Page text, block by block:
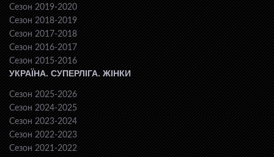
Сезон 2019-2020
Сезон 2018-2019
Сезон 2017-2018
Сезон 2016-2017
Сезон 2015-2016
УКРАЇНА. СУПЕРЛІГА. ЖІНКИ
Сезон 2025-2026
Сезон 2024-2025
Сезон 2023-2024
Сезон 2022-2023
Сезон 2021-2022